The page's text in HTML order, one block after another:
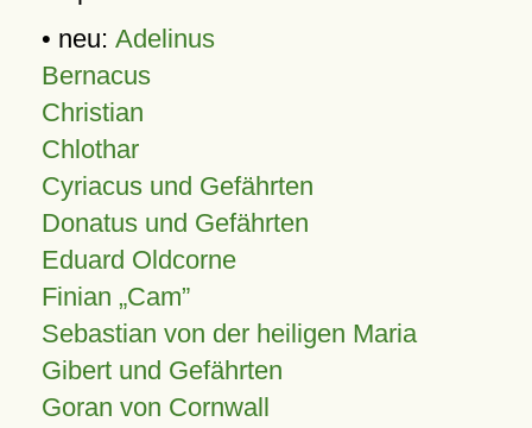
• neu: Adelinus
Bernacus
Christian
Chlothar
Cyriacus und Gefährten
Donatus und Gefährten
Eduard Oldcorne
Finian Cam
Sebastian von der heiligen Maria
Gibert und Gefährten
Goran von Cornwall